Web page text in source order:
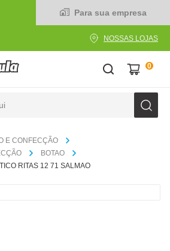
Para sua empresa
NOSSAS LOJAS
0
E CONFECÇÃO
BOTAO
RITAS 12 71 SALMAO